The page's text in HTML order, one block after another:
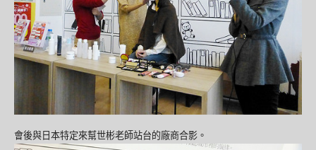
會後與日本特定來幫世彬老師站台的廠商合影。